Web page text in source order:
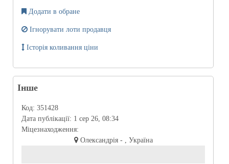
Додати в обране
Ігнорувати лоти продавця
Історія коливання ціни
Інше
Код: 351428
Дата публікації: 1 сер 26, 08:34
Міцезнаходження:
Олександрія - , Україна